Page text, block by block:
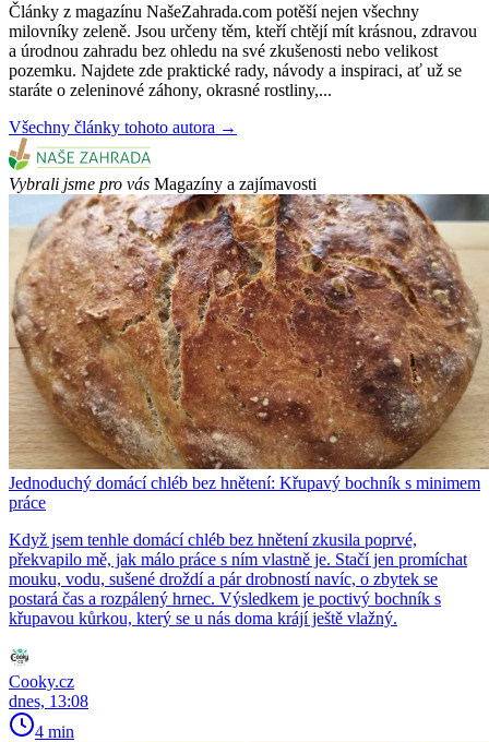
Články z magazínu NašeZahrada.com potěší nejen všechny
milovníky zeleně. Jsou určeny těm, kteří chtějí mít krásnou, zdravou
a úrodnou zahradu bez ohledu na své zkušenosti nebo velikost
pozemku. Najdete zde praktické rady, návody a inspiraci, ať už se
staráte o zeleninové záhony, okrasné rostliny,...
Všechny články tohoto autora →
Vybrali jsme pro vás Magazíny a zajímavosti
Jednoduchý domácí chléb bez hnětení: Křupavý bochník s minimem
práce
Když jsem tenhle domácí chléb bez hnětení zkusila poprvé,
překvapilo mě, jak málo práce s ním vlastně je. Stačí jen promíchat
mouku, vodu, sušené droždí a pár drobností navíc, o zbytek se
postará čas a rozpálený hrnec. Výsledkem je poctivý bochník s
křupavou kůrkou, který se u nás doma krájí ještě vlažný.
Cooky.cz
dnes, 13:08
4 min